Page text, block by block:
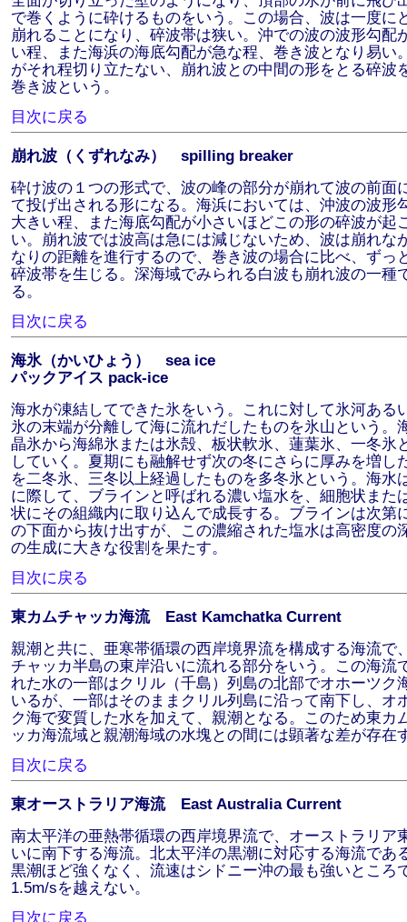
で巻くように砕けるものをいう。この場合、波は一度に
崩れることになり、碎波帯は狭い。沖での波の波形勾配
い程、また海浜の海底勾配が急な程、巻き波となり易い
がそれ程切り立たない、崩れ波との中間の形をとる碎波
巻き波という。
目次に戻る
崩れ波（くずれなみ） spilling breaker
砕け波の１つの形式で、波の峰の部分が崩れて波の前面
て投げ出される形になる。海浜においては、沖波の波形
大きい程、また海底勾配が小さいほどこの形の碎波が起
い。崩れ波では波高は急には減じないため、波は崩れな
なりの距離を進行するので、巻き波の場合に比べ、ずっ
碎波帯を生じる。深海域でみられる白波も崩れ波の一種
る。
目次に戻る
海氷（かいひょう） sea ice
パックアイス pack-ice
海水が凍結してできた氷をいう。これに対して氷河ある
氷の末端が分離して海に流れだしたものを氷山という。
晶氷から海綿氷または氷殻、板状軟氷、蓮葉氷、一冬氷
していく。夏期にも融解せず次の冬にさらに厚みを増し
を二冬氷、三冬以上経過したものを多冬氷という。海水
に際して、ブラインと呼ばれる濃い塩水を、細胞状また
状にその組織内に取り込んで成長する。ブラインは次第
の下面から抜け出すが、この濃縮された塩水は高密度の
の生成に大きな役割を果たす。
目次に戻る
東カムチャッカ海流 East Kamchatka Current
親潮と共に、亜寒帯循環の西岸境界流を構成する海流で
チャッカ半島の東岸沿いに流れる部分をいう。この海流
れた水の一部はクリル（千島）列島の北部でオホーツク
いるが、一部はそのままクリル列島に沿って南下し、オ
ク海で変質した水を加えて、親潮となる。このため東カ
ッカ海流域と親潮海域の水塊との間には顕著な差が存在
目次に戻る
東オーストラリア海流 East Australia Current
南太平洋の亜熱帯循環の西岸境界流で、オーストラリア
いに南下する海流。北太平洋の黒潮に対応する海流であ
黒潮ほど強くなく、流速はシドニー沖の最も強いところ
1.5m/sを越えない。
目次に戻る